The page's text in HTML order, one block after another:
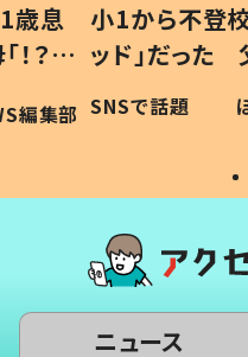
歳息
？」
編集部
小1から不登
ッド」だった
作り続ける
#令和の子
SNSで話題
ニュース